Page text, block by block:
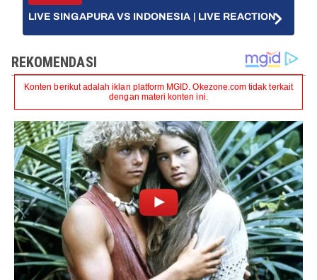
LIVE SINGAPURA VS INDONESIA | LIVE REACTION